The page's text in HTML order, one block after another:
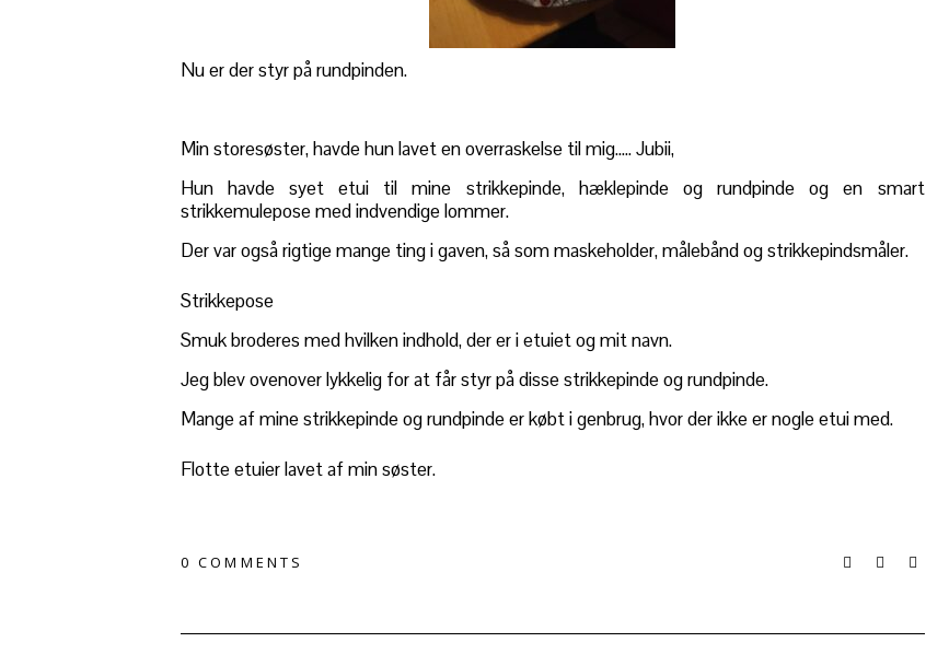
Nu er der styr på rundpinden.
Min storesøster, havde hun lavet en overraskelse til mig….. Jubii,
Hun havde syet etui til mine strikkepinde, hæklepinde og rundpinde og en smart
strikkemulepose med indvendige lommer.
Der var også rigtige mange ting i gaven, så som maskeholder, målebånd og strikkepindsmåler.
Strikkepose
Smuk broderes med hvilken indhold, der er i etuiet og mit navn.
Jeg blev ovenover lykkelig for at får styr på disse strikkepinde og rundpinde.
Mange af mine strikkepinde og rundpinde er købt i genbrug, hvor der ikke er nogle etui med.
Flotte etuier lavet af min søster.
0 COMMENTS